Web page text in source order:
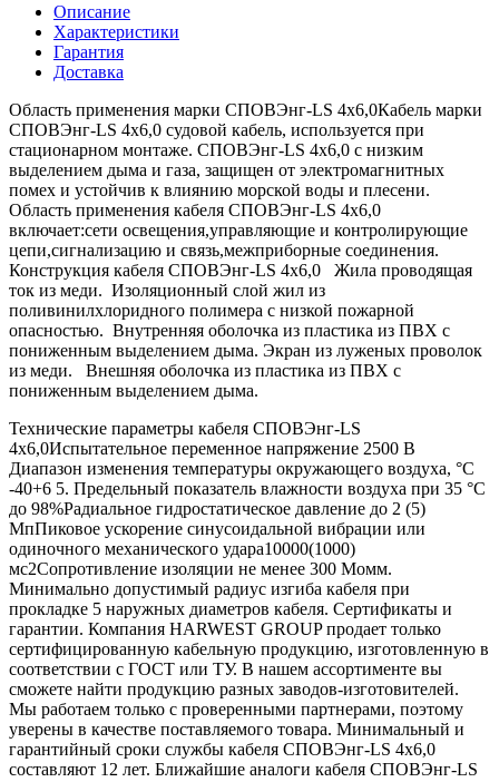
Описание
Характеристики
Гарантия
Доставка
Область применения марки СПОВЭнг-LS 4х6,0Кабель марки
СПОВЭнг-LS 4х6,0 судовой кабель, используется при
стационарном монтаже. СПОВЭнг-LS 4х6,0 с низким
выделением дыма и газа, защищен от электромагнитных
помех и устойчив к влиянию морской воды и плесени.
Область применения кабеля СПОВЭнг-LS 4х6,0
включает:сети освещения,управляющие и контролирующие
цепи,сигнализацию и связь,межприборные соединения.
Конструкция кабеля СПОВЭнг-LS 4х6,0 Жила проводящая
ток из меди. Изоляционный слой жил из
поливинилхлоридного полимера с низкой пожарной
опасностью. Внутренняя оболочка из пластика из ПВХ с
пониженным выделением дыма. Экран из луженых проволок
из меди. Внешняя оболочка из пластика из ПВХ с
пониженным выделением дыма.
Технические параметры кабеля СПОВЭнг-LS
4х6,0Испытательное переменное напряжение 2500 В
Диапазон изменения температуры окружающего воздуха, °С
-40+6 5. Предельный показатель влажности воздуха при 35 °С
до 98%Радиальное гидростатическое давление до 2 (5)
МпПиковое ускорение синусоидальной вибрации или
одиночного механического удара10000(1000)
мс2Сопротивление изоляции не менее 300 Момм.
Минимально допустимый радиус изгиба кабеля при
прокладке 5 наружных диаметров кабеля. Сертификаты и
гарантии. Компания HARWEST GROUP продает только
сертифицированную кабельную продукцию, изготовленную в
соответствии с ГОСТ или ТУ. В нашем ассортименте вы
сможете найти продукцию разных заводов-изготовителей.
Мы работаем только с проверенными партнерами, поэтому
уверены в качестве поставляемого товара. Минимальный и
гарантийный сроки службы кабеля СПОВЭнг-LS 4х6,0
составляют 12 лет. Ближайшие аналоги кабеля СПОВЭнг-LS